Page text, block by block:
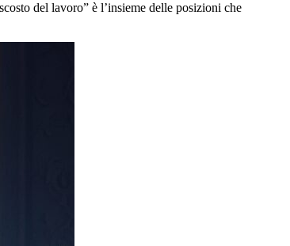
del lavoro” è l’insieme delle posizioni che